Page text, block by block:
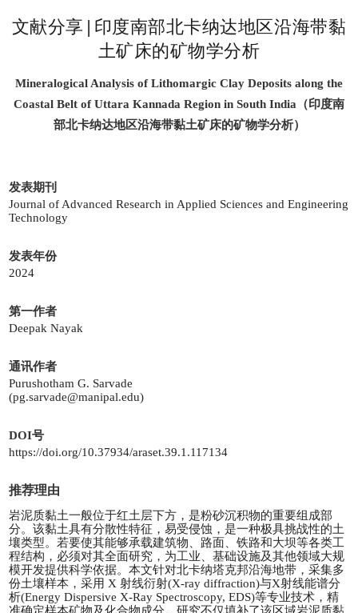
文献分享|印度南部北卡纳达地区沿海带黏
土矿床的矿物学分析
Mineralogical Analysis of Lithomargic Clay Deposits along the
Coastal Belt of Uttara Kannada Region in South India（印度南
部北卡纳达地区沿海带黏土矿床的矿物学分析）
发表期刊
Journal of Advanced Research in Applied Sciences and Engineering
Technology
发表年份
2024
第一作者
Deepak Nayak
通讯作者
Purushotham G. Sarvade
(pg.sarvade@manipal.edu)
DOI号
https://doi.org/10.37934/araset.39.1.117134
推荐理由
岩泥质黏土一般位于红土层下方，是粉砂沉积物的重要组成部
分。该黏土具有分散性特征，易受侵蚀，是一种极具挑战性的土
壤类型。若要使其能够承载建筑物、路面、铁路和大坝等各类工
程结构，必须对其全面研究，为工业、基础设施及其他领域大规
模开发提供科学依据。本文针对北卡纳塔克邦沿海地带，采集多
份土壤样本，采用 X 射线衍射(X-ray diffraction)与X射线能谱分
析(Energy Dispersive X-Ray Spectroscopy, EDS)等专业技术，精